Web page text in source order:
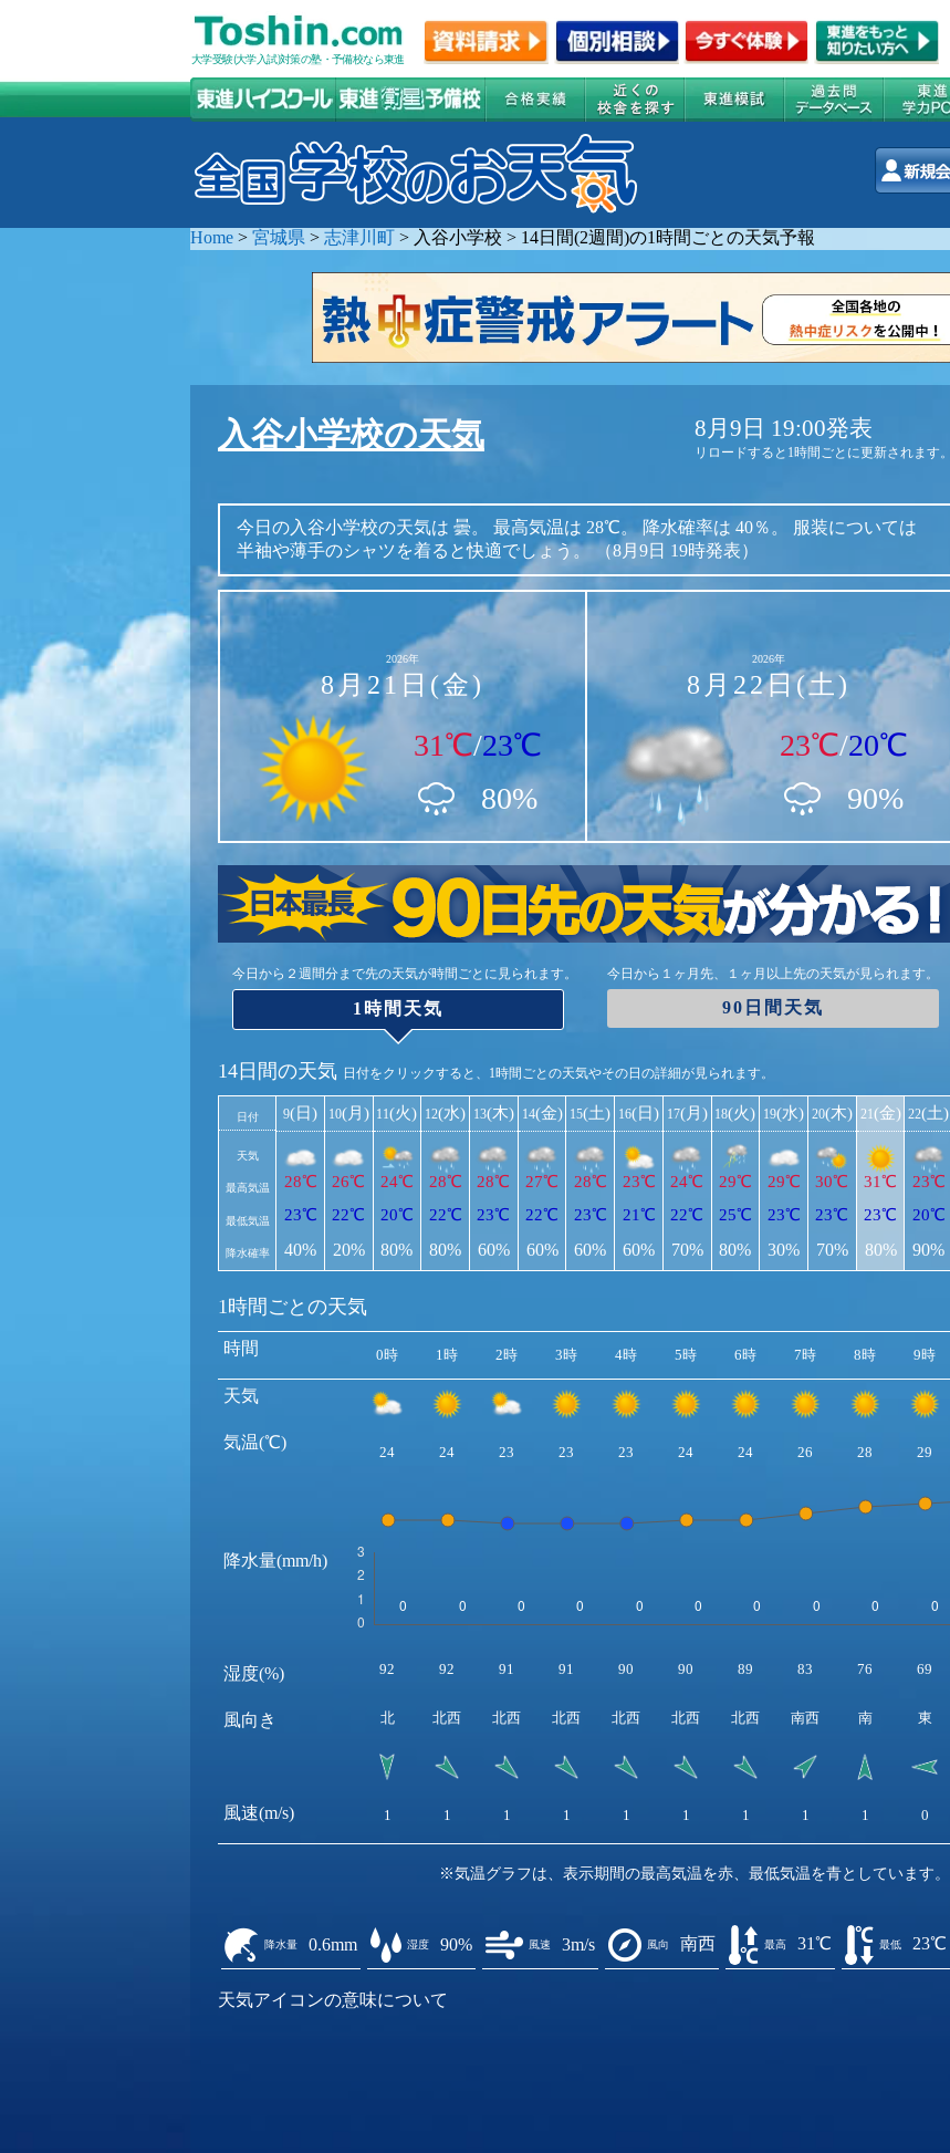
大学受験(大学入試)対策の塾・予備校なら東進
Home > 宮城県 > 志津川町 > 入谷小学校 > 14日間(2週間)の1時間ごとの天気予報
入谷小学校の天気 8月9日 19:00発表
リロードすると1時間ごとに更新されます。
今日の入谷小学校の天気は 曇。 最高気温は 28℃。 降水確率は 40％。
服装については
半袖や薄手のシャツを着ると快適でしょう。（8月9日 19時発表）
2026年
8月21日(金)
31℃/23℃
80%
2026年
8月22日(土)
23℃/20℃
90%
今日から２週間分まで先の天気が時間ごとに見られます。
1時間天気
今日から１ヶ月先、１ヶ月以上先の天気が見られます。
90日間天気
14日間の天気 日付をクリックすると、1時間ごとの天気やその日の詳細が見られます。
日付
天気
最高気温
最低気温
降水確率
9(日)
28℃
23℃
40%
10(月)
26℃
22℃
20%
11(火)
24℃
20℃
80%
12(水)
28℃
22℃
80%
13(木)
28℃
23℃
60%
14(金)
27℃
22℃
60%
15(土)
28℃
23℃
60%
16(日)
23℃
21℃
60%
17(月)
24℃
22℃
70%
18(火)
29℃
25℃
80%
19(水)
29℃
23℃
30%
20(木)
30℃
23℃
70%
21(金)
31℃
23℃
80%
22(土)
23℃
20℃
90%
1時間ごとの天気
時間
天気
気温(℃)
降水量(mm/h)
湿度(%)
風向き
風速(m/s)
0時 1時 2時 3時 4時 5時 6時 7時 8時 9時
24 24 23 23 23 24 24 26 28 29
92 92 91 91 90 90 89 83 76 69
北 北西 北西 北西 北西 北西 北西 南西 南 東
1 1 1 1 1 1 1 1 1 0
※気温グラフは、表示期間の最高気温を赤、最低気温を青としています。
降水量 0.6mm 湿度 90% 風速 3m/s 風向 南西 最高 31℃ 最低 23℃
天気アイコンの意味について